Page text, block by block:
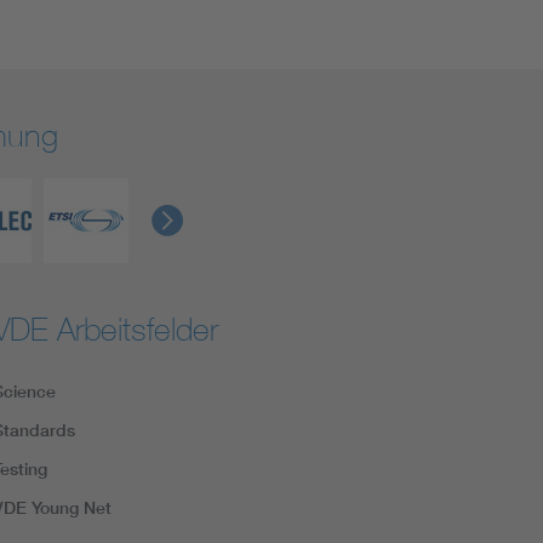
Arbeitsfelder
Young Net